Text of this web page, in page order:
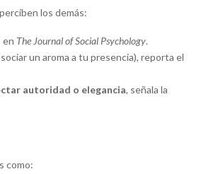
los demás:
en The Journal of Social Psychology.
un aroma a tu presencia), reporta el
autoridad o elegancia, señala la
como: